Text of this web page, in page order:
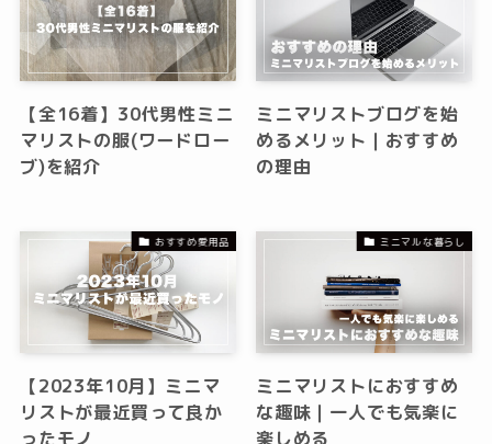
【全16着】30代男性ミニ
マリストの服(ワードロー
ブ)を紹介
ミニマリストブログを始
めるメリット｜おすすめ
の理由
おすすめ愛用品
【2023年10月】ミニマ
リストが最近買って良か
ったモノ
ミニマルな暮らし
ミニマリストにおすすめ
な趣味｜一人でも気楽に
楽しめる